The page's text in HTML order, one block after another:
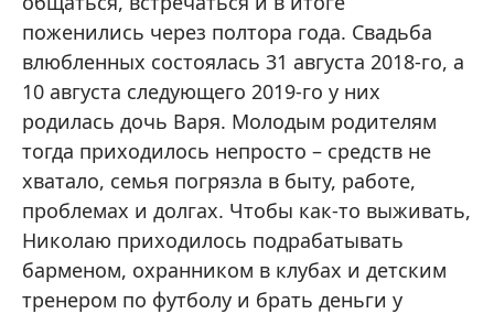
поженились через полтора года. Свадьба
влюбленных состоялась 31 августа 2018-го, а
10 августа следующего 2019-го у них
родилась дочь Варя. Молодым родителям
тогда приходилось непросто – средств не
хватало, семья погрязла в быту, работе,
проблемах и долгах. Чтобы как-то выживать,
Николаю приходилось подрабатывать
барменом, охранником в клубах и детским
тренером по футболу и брать деньги у